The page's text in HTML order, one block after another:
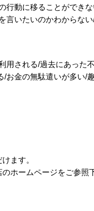
行動に移ることができ
言いたいのかわからな
用される/過去にあった
金の無駄遣いが多い/
ます。
ホームページをご参照